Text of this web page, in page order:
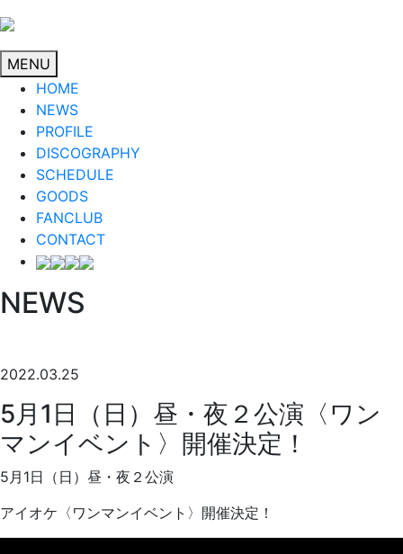
MENU
HOME
NEWS
PROFILE
DISCOGRAPHY
SCHEDULE
GOODS
FANCLUB
CONTACT
NEWS
2022.03.25
5月1日（日）昼・夜２公演〈ワン
マンイベント〉開催決定！
5月1日（日）昼・夜２公演
アイオケ〈ワンマンイベント〉開催決定！